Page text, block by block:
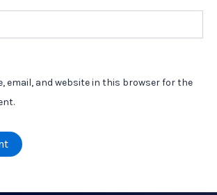
email, and website in this browser for the